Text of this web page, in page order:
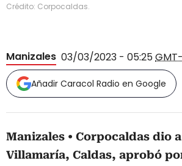
Crédito: Corpocaldas.
Manizales 03/03/2023 - 05:25
Añadir Caracol Radio en Google
Manizales
Corpocaldas dio
Villamaría, Caldas, aprobó